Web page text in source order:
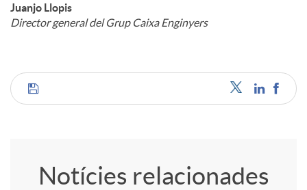
Juanjo Llopis
Director general del Grup Caixa Enginyers
C
Notícies relacionades